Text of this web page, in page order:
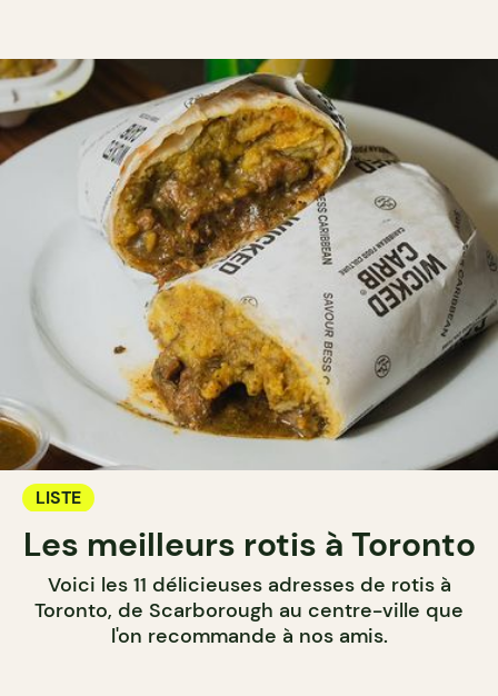
LISTE
Les meilleurs rotis à Toronto
Voici les 11 délicieuses adresses de rotis à
Toronto, de Scarborough au centre-ville que
l'on recommande à nos amis.